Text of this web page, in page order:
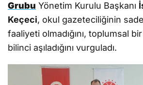
Grubu Yönetim Kurulu Başkanı
Keçeci, okul gazeteciliğinin
faaliyeti olmadığını, toplumsal
bilinci aşıladığını vurguladı.